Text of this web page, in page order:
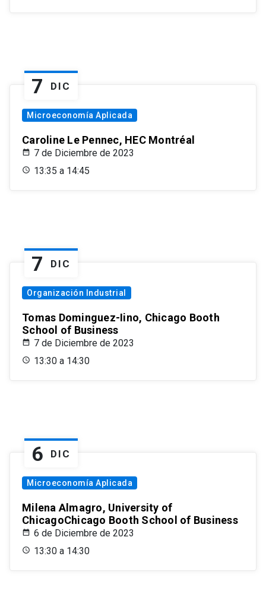
7 DIC
Microeconomía Aplicada
Caroline Le Pennec, HEC Montréal
7 de Diciembre de 2023
13:35 a 14:45
7 DIC
Organización Industrial
Tomas Dominguez-Iino, Chicago Booth
School of Business
7 de Diciembre de 2023
13:30 a 14:30
6 DIC
Microeconomía Aplicada
Milena Almagro, University of
ChicagoChicago Booth School of Business
6 de Diciembre de 2023
13:30 a 14:30